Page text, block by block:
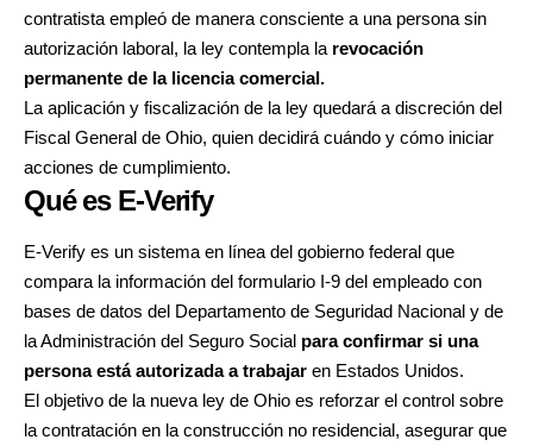
contratista empleó de manera consciente a una persona sin
autorización laboral, la ley contempla la revocación
permanente de la licencia comercial.
La aplicación y fiscalización de la ley quedará a discreción del
Fiscal General de Ohio, quien decidirá cuándo y cómo iniciar
acciones de cumplimiento.
Qué es E-Verify
E-Verify es un sistema en línea del gobierno federal que
compara la información del formulario I-9 del empleado con
bases de datos del Departamento de Seguridad Nacional y de
la Administración del Seguro Social para confirmar si una
persona está autorizada a trabajar en Estados Unidos.
El objetivo de la nueva ley de Ohio es reforzar el control sobre
la contratación en la construcción no residencial, asegurar que